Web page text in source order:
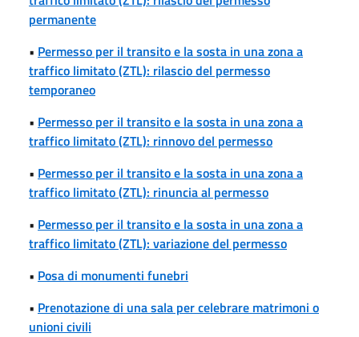
permanente
• Permesso per il transito e la sosta in una zona a
traffico limitato (ZTL): rilascio del permesso
temporaneo
• Permesso per il transito e la sosta in una zona a
traffico limitato (ZTL): rinnovo del permesso
• Permesso per il transito e la sosta in una zona a
traffico limitato (ZTL): rinuncia al permesso
• Permesso per il transito e la sosta in una zona a
traffico limitato (ZTL): variazione del permesso
• Posa di monumenti funebri
• Prenotazione di una sala per celebrare matrimoni o
unioni civili